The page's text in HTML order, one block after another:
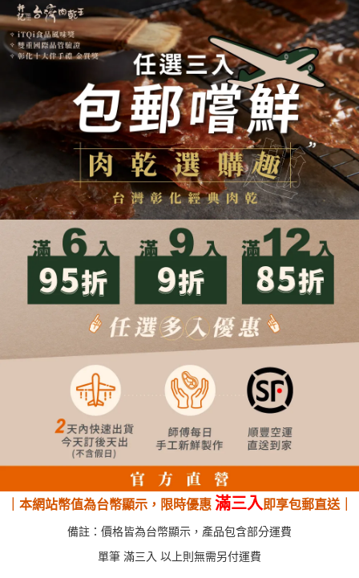
｜本網站幣值為台幣顯示，限時優惠 滿三入 即享包郵直送｜
備註：價格皆為台幣顯示，產品包含部分運費
單筆 滿三入 以上則無需另付運費